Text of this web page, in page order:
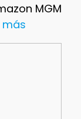
MGM
más